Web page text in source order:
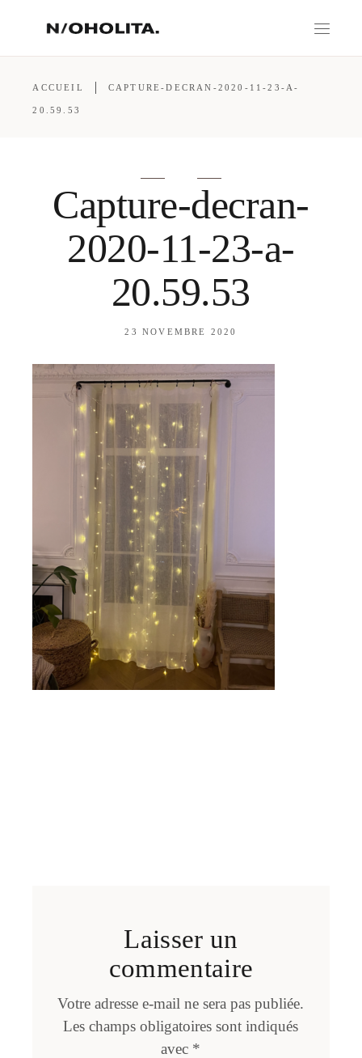
ACCUEIL CAPTURE-DECRAN-2020-11-23-A-
20.59.53
Capture-decran-
2020-11-23-a-
20.59.53
23 NOVEMBRE 2020
Laisser un
commentaire
Votre adresse e-mail ne sera pas publiée.
Les champs obligatoires sont indiqués
avec *